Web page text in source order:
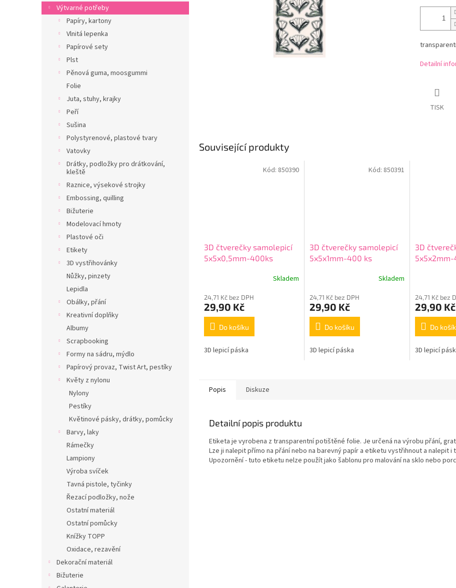
n
e
Výtvarné potřeby
Papíry, kartony
Vlnitá lepenka
Papírové sety
Plst
Pěnová guma, moosgummi
Folie
Juta, stuhy, krajky
Peří
Sušina
Polystyrenové, plastové tvary
Vatovky
Drátky, podložky pro drátkování,
kleště
Raznice, výsekové strojky
Embossing, quilling
Bižuterie
Modelovací hmoty
Plastové oči
Etikety
3D vystřihovánky
Nůžky, pinzety
Lepidla
Obálky, přání
Kreativní doplňky
Albumy
Scrapbooking
Formy na sádru, mýdlo
Papírový provaz, Twist Art, pestíky
Květy z nylonu
Nylony
Pestíky
Květinové pásky, drátky, pomůcky
Barvy, laky
Rámečky
Lampiony
Výroba svíček
Tavná pistole, tyčinky
Řezací podložky, nože
Ostatní materiál
Ostatní pomůcky
Knížky TOPP
Oxidace, rezavění
Dekorační materiál
Bižuterie
Detailní
TISK
Související produkty
3D čtverečky samolepicí
5x5x0,5mm-400ks
Skladem
24,71 Kč bez DPH
29,90 Kč
Do košíku
3D lepicí páska
Kód: 850390
3D čtverečky samolepicí
5x5x1mm-400 ks
Skladem
24,71 Kč bez DPH
29,90 Kč
Do košíku
3D lepicí páska
Kód: 850391
3D
24,71 Kč bez
29,90 Kč
Do
3D lepicí
Popis Diskuze
Detailní popis produktu
Etiketa je vyrobena z transparentní potištěné folie. Je určená na výrobu přání,
Lze ji nalepit přímo na přání nebo na barevný papír a etiketu vystřihnout a nalepit i
Upozornění - tuto etiketu nelze použít jako šablonu pro malování na sklo nebo